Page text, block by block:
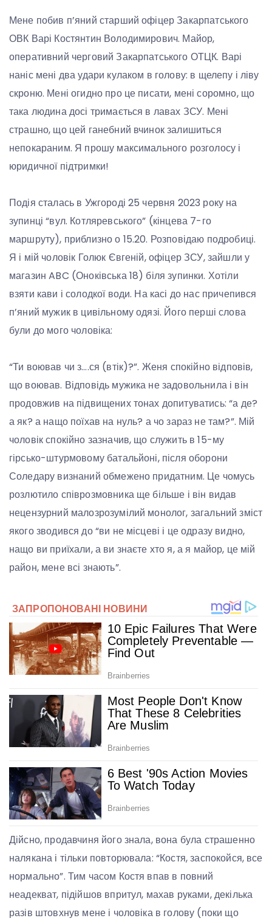
Мене побив п’яний старший офіцер Закарпатського
ОВК Варі Костянтин Володимирович. Майор,
оперативний черговий Закарпатського ОТЦК. Варі
наніс мені два удари кулаком в голову: в щелепу і ліву
скроню. Мені огидно про це писати, мені соромно, що
така людина досі тримається в лавах ЗСУ. Мені
страшно, що цей ганебний вчинок залишиться
непокараним. Я прошу максимального розголосу і
юридичної підтримки!
Подія сталась в Ужгороді 25 червня 2023 року на
зупинці “вул. Котляревського” (кінцева 7-го
маршруту), приблизно о 15.20. Розповідаю подробиці.
Я і мій чоловік Голюк Євгеній, офіцер ЗСУ, зайшли у
магазин ABC (Оноківська 18) біля зупинки. Хотіли
взяти кави і солодкої води. На касі до нас причепився
п’яний мужик в цивільному одязі. Його перші слова
були до мого чоловіка:
“Ти воював чи з….ся (втік)?”. Женя спокійно відповів,
що воював. Відповідь мужика не задовольнила і він
продовжив на підвищених тонах допитуватись: “а де?
а як? а нащо поїхав на нуль? а чо зараз не там?”. Мій
чоловік спокійно зазначив, що служить в 15-му
гірсько-штурмовому батальйоні, після оборони
Соледару визнаний обмежено придатним. Це чомусь
розлютило співрозмовника ще більше і він видав
нецензурний малозрозумілий монолог, загальний зміст
якого зводився до “ви не місцеві і це одразу видно,
нащо ви приїхали, а ви знаєте хто я, а я майор, це мій
район, мене всі знають”.
Дійсно, продавчиня його знала, вона була страшенно
налякана і тільки повторювала: “Костя, заспокойся, все
нормально”. Тим часом Костя впав в повний
неадекват, підійшов впритул, махав руками, декілька
разів штовхнув мене і чоловіка в голову (поки що